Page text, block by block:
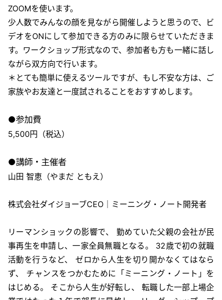
ZOOMを使います。
少人数でみんなの顔を見ながら開催しようと思うので、ビ
デオをONにして参加できる方のみに限らせていただきま
す。ワークショップ形式なので、参加者も方も一緒に話し
ながら双方向で行います。
＊とても簡単に使えるツールですが、もし不安な方は、ご
家族やお友達と一度試されることをおすすめします。
●参加費
5,500円（税込）
●講師・主催者
山田 智恵（やまだ ともえ）
株式会社ダイジョーブCEO｜ミーニング・ノート開発者
リーマンショックの影響で、 勤めていた父親の会社が民
事再生を申請し、一家全員無職となる。 32歳で初の就職
活動を行うなど、 ゼロから人生を切り開かなくてはなら
ず、 チャンスをつかむために「ミーニング・ノート」を
はじめる。 そこから人生が好転し、 転職した一部上場企